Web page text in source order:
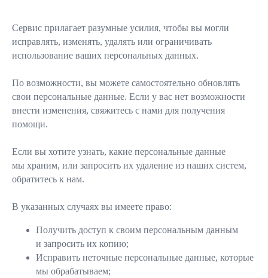
Сервис прилагает разумные усилия, чтобы вы могли
исправлять, изменять, удалять или ограничивать
использование ваших персональных данных.
По возможности, вы можете самостоятельно обновлять
свои персональные данные. Если у вас нет возможности
внести изменения, свяжитесь с нами для получения
помощи.
Если вы хотите узнать, какие персональные данные
мы храним, или запросить их удаление из наших систем,
обратитесь к нам.
В указанных случаях вы имеете право:
Получить доступ к своим персональным данным
и запросить их копию;
Исправить неточные персональные данные, которые
мы обрабатываем;